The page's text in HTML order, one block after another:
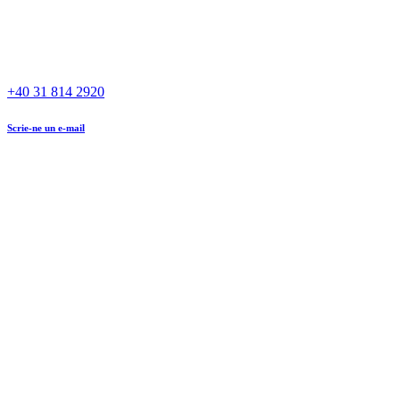
+40 31 814 2920
Scrie-ne un e-mail